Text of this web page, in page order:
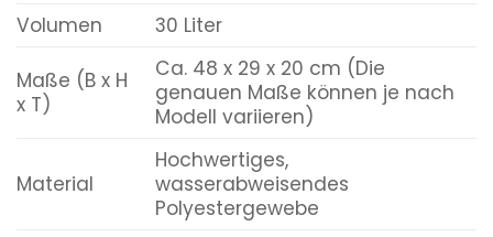
Volumen
30 Liter
Maße (B x H
x T)
Ca. 48 x 29 x 20 cm (Die
genauen Maße können je nach
Modell variieren)
Material
Hochwertiges,
wasserabweisendes
Polyestergewebe